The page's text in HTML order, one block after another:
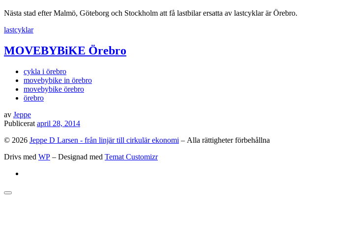
Nästa stad efter Malmö, Göteborg och Stockholm att få lastbilar ersatta av lastcyklar är Örebro.
lastcyklar
MOVEBYBiKE Örebro
cykla i örebro
movebybike in örebro
movebybike örebro
örebro
av Jeppe
Publicerat april 28, 2014
© 2026 Jeppe D Larsen - från linjär till cirkulär ekonomi – Alla rättigheter förbehållna
Drivs med WP – Designad med Temat Customizr